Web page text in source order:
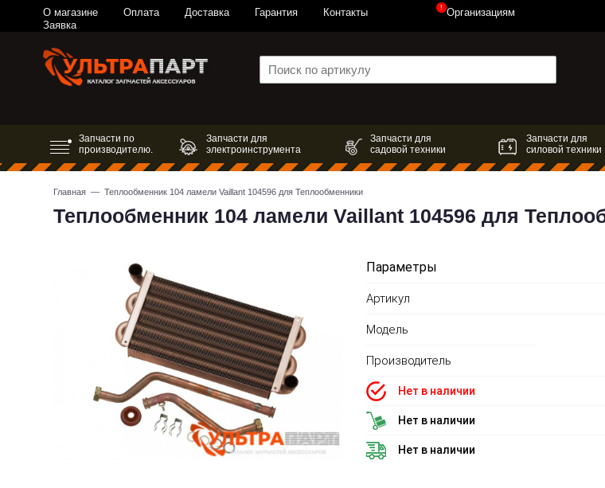
О магазине Оплата Доставка Гарантия
Контакты
Заявка
Организациям
!
Запчасти по
производителю.
Запчасти для
электроинструмента
Запчасти для
садовой техники
Запчасти для
силовой техники
Главная — Теплообменник 104 ламели Vaillant 104596 для Теплообменники
Теплообменник 104 ламели Vaillant 104596 для
Параметры
Артикул
Модель
Производитель
Нет в наличии
Нет в наличии
Нет в наличии